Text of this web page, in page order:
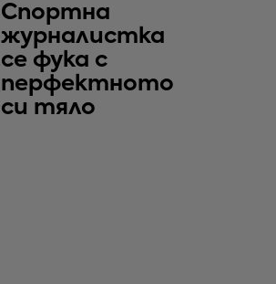
Спортна
журналистка
се фука с
перфектното
си тяло